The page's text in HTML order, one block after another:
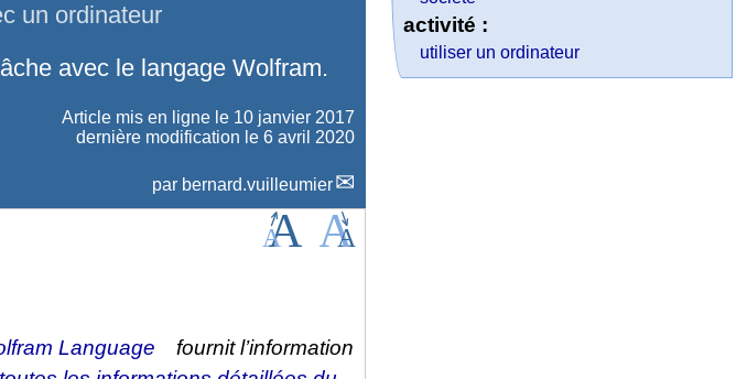
un ordinateur
avec le langage Wolfram.
Article mis en ligne le 10 janvier 2017
dernière modification le 6 avril 2020
par bernard.vuilleumier
Language
fournit l’information
activité :
utiliser un ordinateur